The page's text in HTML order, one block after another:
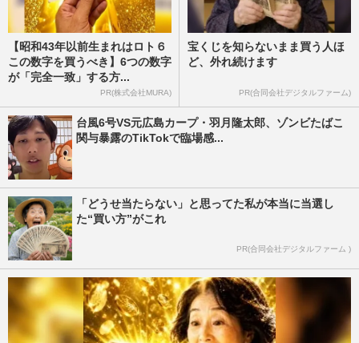
【昭和43年以前生まれはロト６
この数字を買うべき】6つの数字
が「完全一致」する方...
PR(株式会社MURA)
宝くじを知らないまま買う人ほ
ど、外れ続けます
PR(合同会社デジタルファーム)
台風6号VS元広島カープ・羽月隆太郎、ゾンビたばこ
関与暴露のTikTokで臨場感...
「どうせ当たらない」と思ってた私が本当に当選し
た“買い方”がこれ
PR(合同会社デジタルファーム )